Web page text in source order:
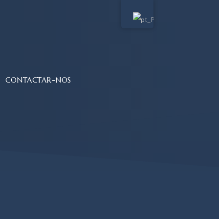
CONTACTAR-NOS